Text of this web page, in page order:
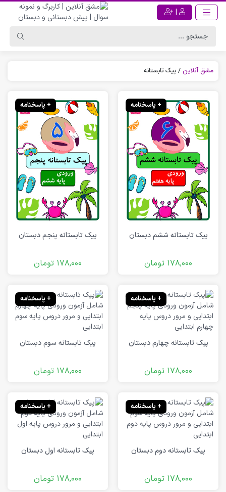
|
مشق آنلاین / پیک تابستانه
+ پاسخنامه
پیک تابستانه ششم دبستان
178,000 تومان
+ پاسخنامه
پیک تابستانه پنجم دبستان
178,000 تومان
+ پاسخنامه
پیک تابستانه چهارم دبستان
178,000 تومان
+ پاسخنامه
پیک تابستانه سوم دبستان
178,000 تومان
+ پاسخنامه
پیک تابستانه دوم دبستان
178,000 تومان
+ پاسخنامه
پیک تابستانه اول دبستان
178,000 تومان